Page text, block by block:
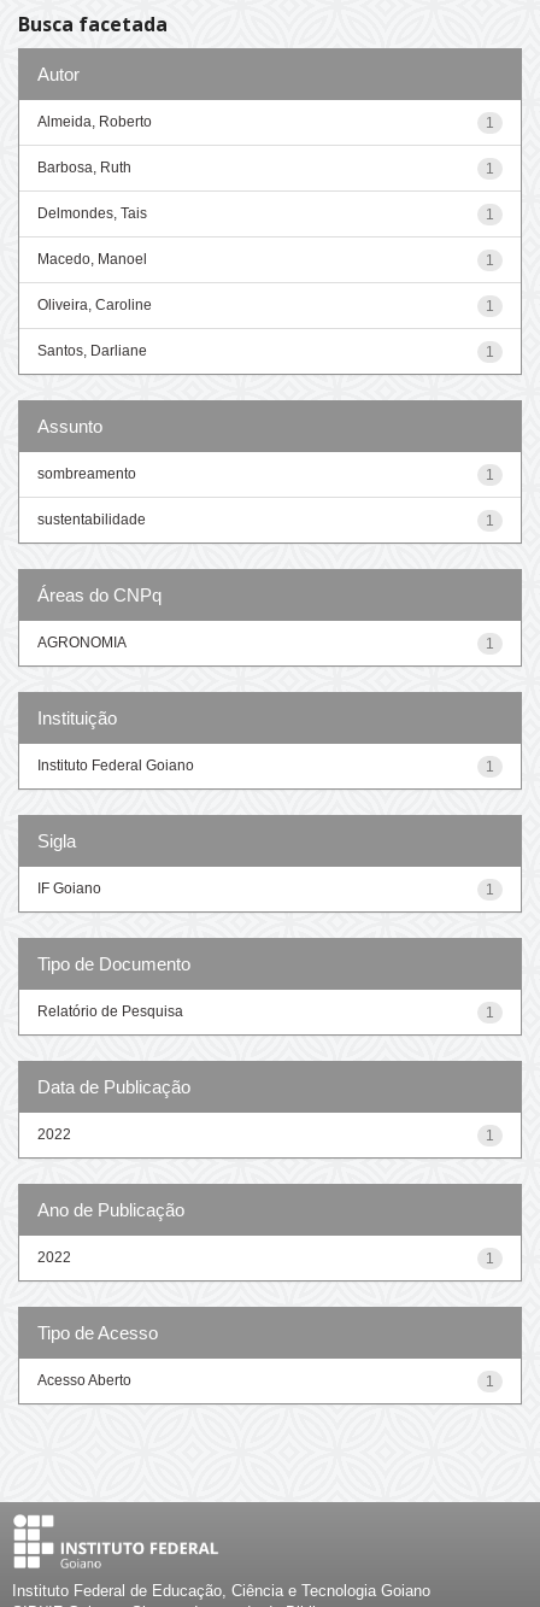
Busca facetada
Autor
1
Almeida, Roberto
1
Barbosa, Ruth
1
Delmondes, Tais
1
Macedo, Manoel
1
Oliveira, Caroline
1
Santos, Darliane
Assunto
1
sombreamento
1
sustentabilidade
Áreas do CNPq
1
AGRONOMIA
Instituição
1
Instituto Federal Goiano
Sigla
1
IF Goiano
Tipo de Documento
1
Relatório de Pesquisa
Data de Publicação
1
2022
Ano de Publicação
1
2022
Tipo de Acesso
1
Acesso Aberto
Instituto Federal de Educação, Ciência e Tecnologia Goiano